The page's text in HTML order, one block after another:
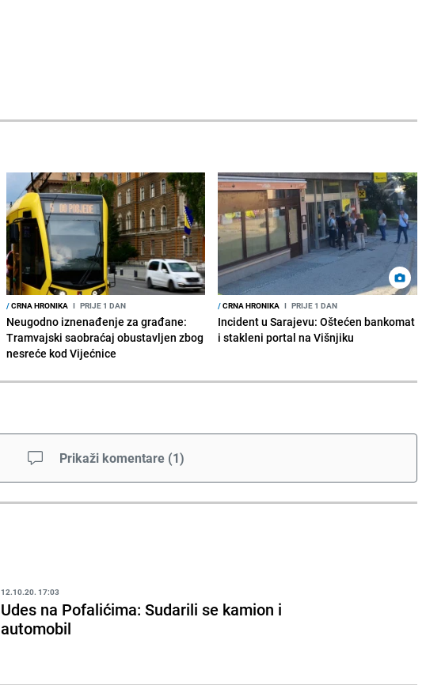
/CRNA HRONIKA I PRIJE 1 DAN
Neugodno iznenađenje za građane:
Tramvajski saobraćaj obustavljen zbog
nesreće kod Vijećnice
/CRNA HRONIKA I PRIJE 1 DAN
Incident u Sarajevu: Oštećen bankomat
i stakleni portal na Višnjiku
Prikaži komentare (1)
12.10.20. 17:03
Udes na Pofalićima: Sudarili se kamion i
automobil